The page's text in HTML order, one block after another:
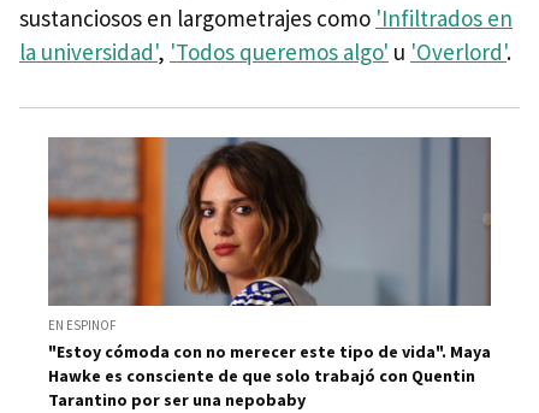
sustanciosos en largometrajes como 'Infiltrados en
la universidad', 'Todos queremos algo' u 'Overlord'.
EN ESPINOF
"Estoy cómoda con no merecer este tipo de vida". Maya
Hawke es consciente de que solo trabajó con Quentin
Tarantino por ser una nepobaby